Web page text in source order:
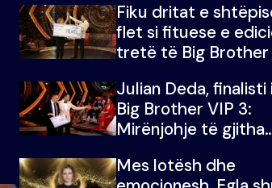
Fiku dritat e
flet si fituese e
tretë të Big Brother
Julian Deda,
Big Brother VIP 3:
Mirënjohje të gjitha
Mes lotësh dhe